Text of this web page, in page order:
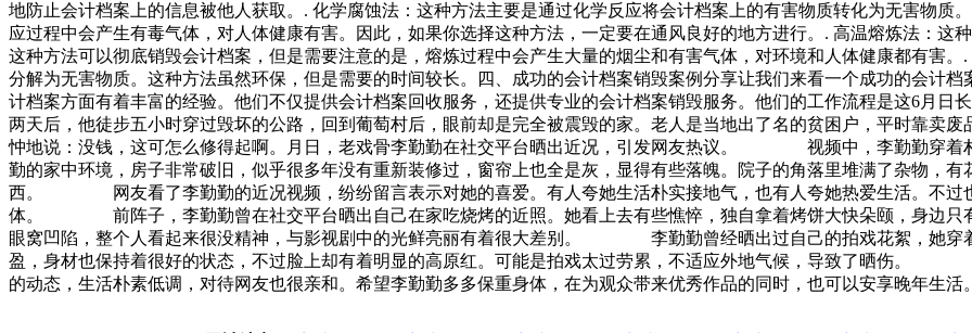
地防止会计档案上的信息被他人获取。. 化学腐蚀法：这种方法主要是通过化学反应将会计档案上的有害物质转化为无害物质
应过程中会产生有毒气体，对人体健康有害。因此，如果你选择这种方法，一定要在通风良好的地方进行。. 高温熔炼法：这
这种方法可以彻底销毁会计档案，但是需要注意的是，熔炼过程中会产生大量的烟尘和有害气体，对环境和人体健康都有害
分解为无害物质。这种方法虽然环保，但是需要的时间较长。四、成功的会计档案销毁案例分享让我们来看一个成功的会计
计档案方面有着丰富的经验。他们不仅提供会计档案回收服务，还提供专业的会计档案销毁服务。他们的工作流程是这6月日
两天后，他徒步五小时穿过毁坏的公路，回到葡萄村后，眼前却是完全被震毁的家。老人是当地出了名的贫困户，平时靠卖
忡地说：没钱，这可怎么修得起啊。月日，老戏骨李勤勤在社交平台晒出近况，引发网友热议。 视频中，李勤勤穿着
勤的家中环境，房子非常破旧，似乎很多年没有重新装修过，窗帘上也全是灰，显得有些落魄。院子的角落里堆满了杂物，
西。 网友看了李勤勤的近况视频，纷纷留言表示对她的喜爱。有人夸她生活朴实接地气，也有人夸她热爱生活。不过
体。 前阵子，李勤勤曾在社交平台晒出自己在家吃烧烤的近照。她看上去有些憔悴，独自拿着烤饼大快朵颐，身边只
眼窝凹陷，整个人看起来很没精神，与影视剧中的光鲜亮丽有着很大差别。 李勤勤曾经晒出过自己的拍戏花絮，她穿
盈，身材也保持着很好的状态，不过脸上却有着明显的高原红。可能是拍戏太过劳累，不适应外地气候，导致了晒伤。
的动态，生活朴素低调，对待网友也很亲和。希望李勤勤多多保重身体，在为观众带来优秀作品的同时，也可以安享晚年生活